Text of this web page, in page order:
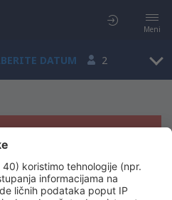
Meni
DATUM 2
da prikažemo